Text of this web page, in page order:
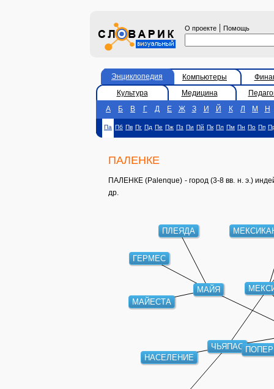
О проекте | Помощь
Энциклопедия Компьютеры
Культура
Медицина
А
Б В Г Д Е Ж З И Й К Л М Н
Па Пб Пв Пг Пд Пе Пж Пз Пи Пй Пк Пл Пм Пн По Пп
ПАЛЕНКЕ
ПАЛЕНКЕ (Palenque) - город (3-8 вв. н. э.)
др.
ЧЬЯПАС
МАЙЯ
МАЙЕСТА
ГЕРМЕС
ПЛЕЯДА